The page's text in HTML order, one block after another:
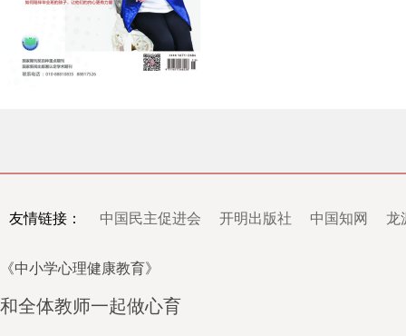
友情链接： 中国民主促进会 开明出版社 中国知网 龙
《中小学心理健康教育》
和全体教师一起做心育